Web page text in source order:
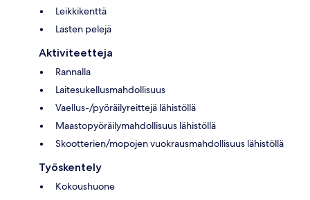
Leikkikenttä
Lasten pelejä
Aktiviteetteja
Rannalla
Laitesukellusmahdollisuus
Vaellus-/pyöräilyreittejä lähistöllä
Maastopyöräilymahdollisuus lähistöllä
Skootterien/mopojen vuokrausmahdollisuus lähistöllä
Työskentely
Kokoushuone